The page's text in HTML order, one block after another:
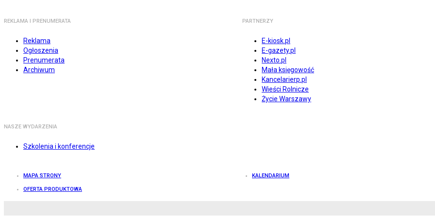
REKLAMA I PRENUMERATA
Reklama
Ogłoszenia
Prenumerata
Archiwum
PARTNERZY
E-kiosk.pl
E-gazety.pl
Nexto.pl
Mała księgowość
Kancelarierp.pl
Wieści Rolnicze
Życie Warszawy
NASZE WYDARZENIA
Szkolenia i konferencje
MAPA STRONY KALENDARIUM
OFERTA PRODUKTOWA